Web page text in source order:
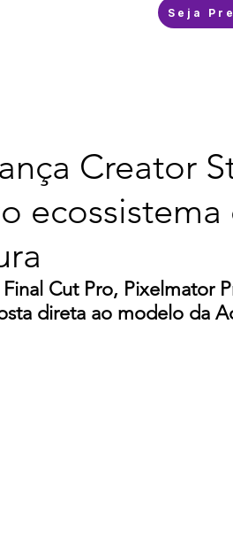
Seja
Creator
Cut Pro, Pixelmator
direta ao modelo da